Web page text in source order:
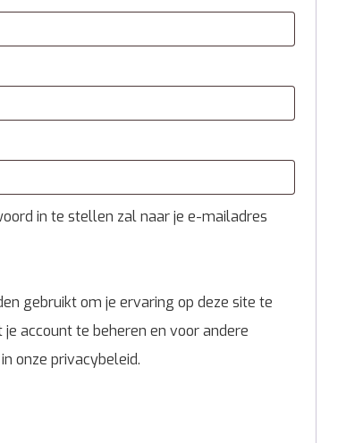
in te stellen zal naar je e-mailadres
gebruikt om je ervaring op deze site te
account te beheren en voor andere
onze privacybeleid.